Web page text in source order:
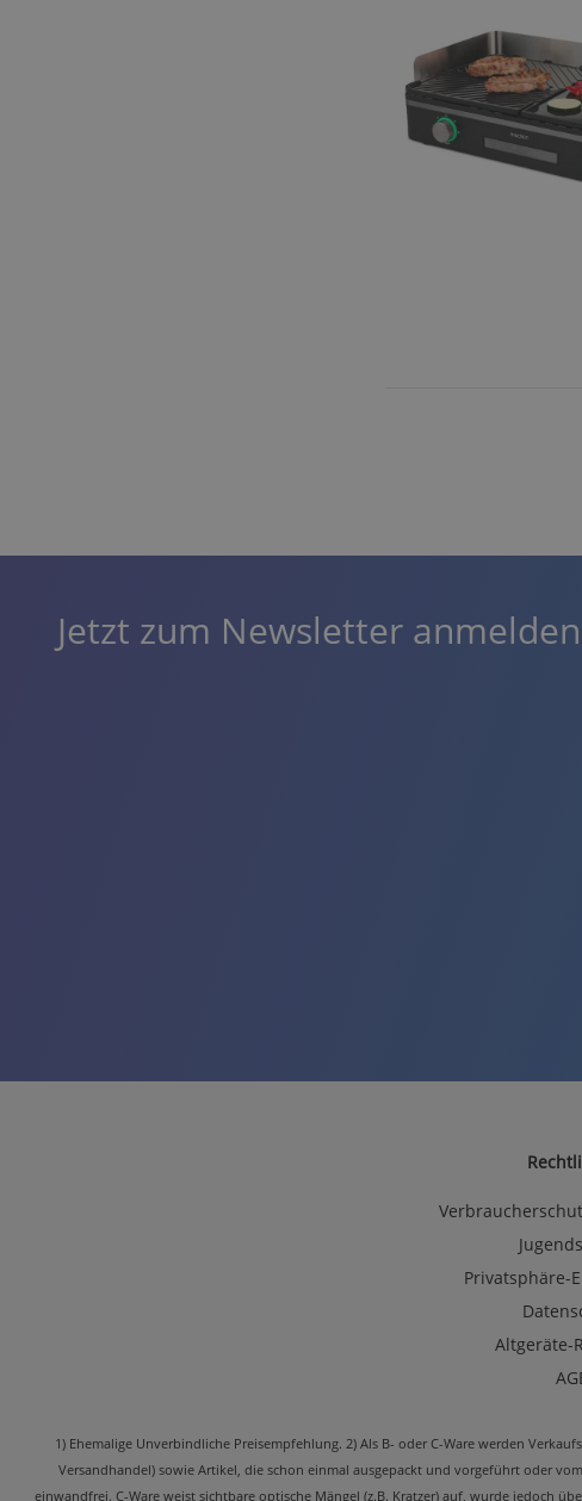
Jetzt zum Newsletter
Privatsphäre-
Altgeräte-
1) Ehemalige Unverbindliche Preisempfehlung. 2) Als B- oder C-Ware werden
Versandhandel) sowie Artikel, die schon einmal ausgepackt und vorgeführt oder
einwandfrei. C-Ware weist sichtbare optische Mängel (z.B. Kratzer) auf, wurde jedoch